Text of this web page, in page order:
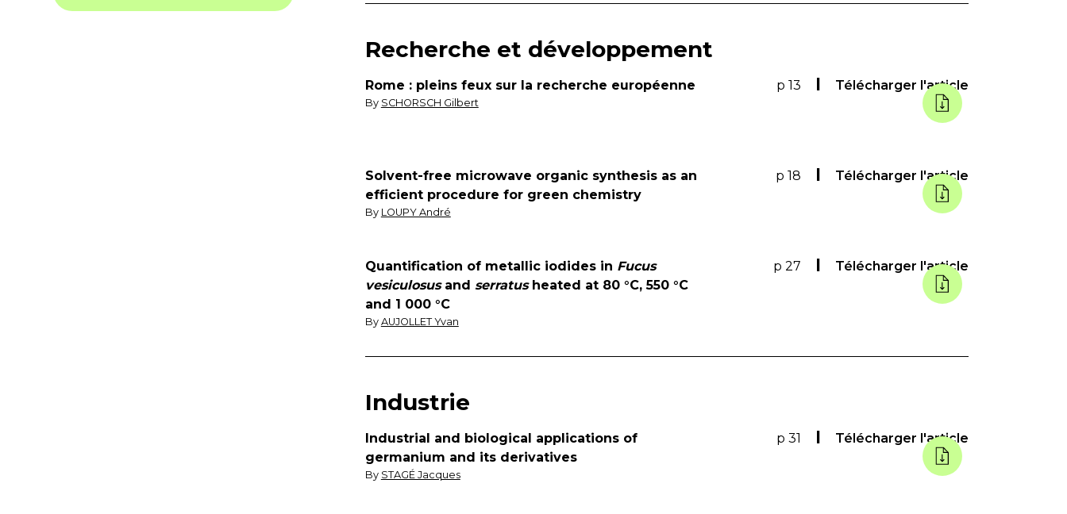
Recherche et développement
Rome : pleins feux sur la recherche européenne
By SCHORSCH Gilbert
p 13 Télécharger l'article
Solvent-free microwave organic synthesis as an
efficient procedure for green chemistry
By LOUPY André
p 18 Télécharger l'article
Quantification of metallic iodides in Fucus
vesiculosus and serratusheated at 80 °C, 550 °C
and 1 000 °C
By AUJOLLET Yvan
p 27 Télécharger l'article
Industrie
Industrial and biological applications of
germanium and its derivatives
By STAGÉ Jacques
p 31 Télécharger l'article